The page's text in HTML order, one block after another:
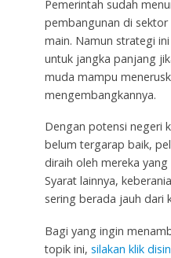
Pemerintah sudah
pembangunan di
main. Namun strategi
untuk jangka panjang
muda mampu
mengembangkannya.
Dengan potensi negeri
belum tergarap baik,
diraih oleh mereka
Syarat lainnya,
sering berada jauh dari
Bagi yang ingin
topik ini, silakan klik